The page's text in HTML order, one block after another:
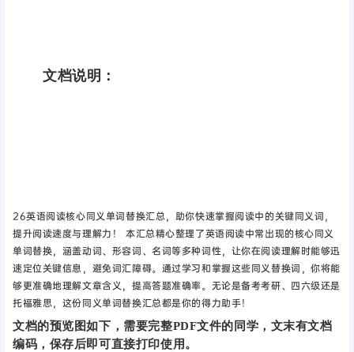
文档说明：
26英语阅读核心同义单词替换汇总，助你快速掌握阅读中的关键同义词，
提升阅读速度与理解力！‌ 本汇总精心整理了英语阅读中常出现的核心同义
单词替换，涵盖动词、形容词、名词等多种词性，让你在阅读理解时能够迅
速定位关键信息，避免词汇障碍。通过学习和掌握这些同义替换词，你将能
够更准确地理解文章含义，提高答题准确率。无论是备考考研、四六级还是
托福雅思，这份同义单词替换汇总都是你的得力助手！
文档的预览图如下，需要完整PDF文件的同学，文末有文档
编码，保存后即可直接打印使用。